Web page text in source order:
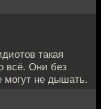
такая
Они без
могут не дышать.